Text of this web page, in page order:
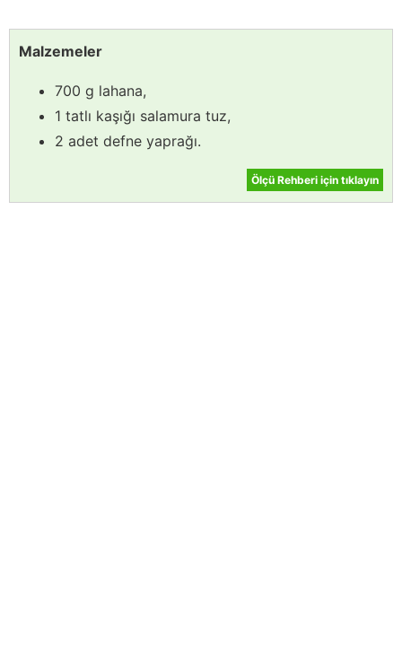
Malzemeler
700 g lahana,
1 tatlı kaşığı salamura tuz,
2 adet defne yaprağı.
Ölçü Rehberi için tıklayın